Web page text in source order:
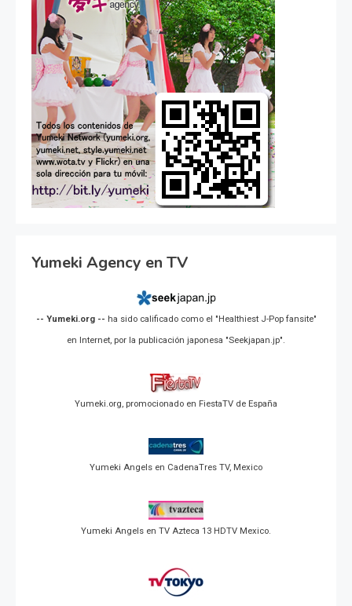
Yumeki Agency en TV
-- Yumeki.org -- ha sido calificado como el "Healthiest J-Pop fansite"
en Internet, por la publicación japonesa "Seekjapan.jp".
Yumeki.org, promocionado en FiestaTV de España
Yumeki Angels en CadenaTres TV, Mexico
Yumeki Angels en TV Azteca 13 HDTV Mexico.